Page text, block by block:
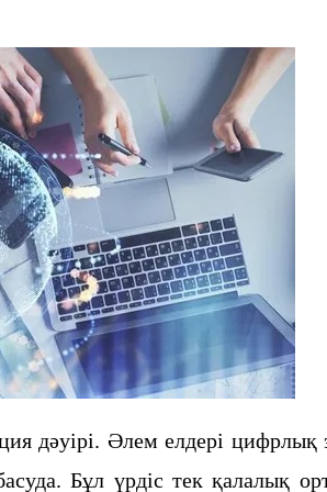
дәуірі. Әлем елдері цифрлық
Бұл үрдіс тек қалалық